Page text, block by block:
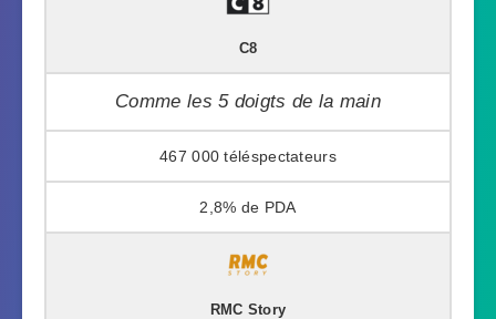
C8
Comme les 5 doigts de la main
467 000
2,8%
RMC Story